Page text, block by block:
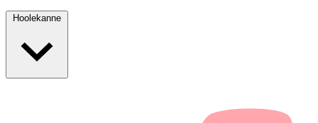
Hoolekanne